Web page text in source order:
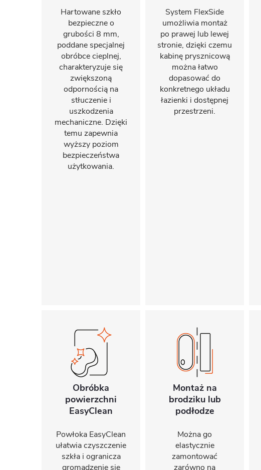
Hartowane szkło
bezpieczne o
grubości 8 mm,
poddane specjalnej
obróbce cieplnej,
charakteryzuje się
zwiększoną
odpornością na
stłuczenie i
uszkodzenia
mechaniczne. Dzięki
temu zapewnia
wyższy poziom
bezpieczeństwa
użytkowania.
System FlexSide
umożliwia montaż
po prawej lub lewej
stronie, dzięki czemu
kabinę prysznicową
można łatwo
dopasować do
konkretnego układu
łazienki i dostępnej
przestrzeni.
Obróbka
powierzchni
EasyClean
Powłoka EasyClean
ułatwia czyszczenie
szkła i ogranicza
gromadzenie się
Montaż na
brodziku lub
podłodze
Można go
elastycznie
zamontować
zarówno na